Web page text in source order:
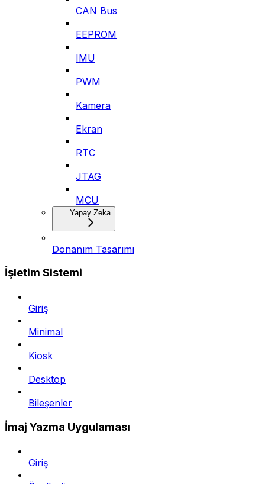
CAN Bus
EEPROM
IMU
PWM
Kamera
Ekran
RTC
JTAG
MCU
Yapay Zeka
Donanım Tasarımı
İşletim Sistemi
Giriş
Minimal
Kiosk
Desktop
Bileşenler
İmaj Yazma Uygulaması
Giriş